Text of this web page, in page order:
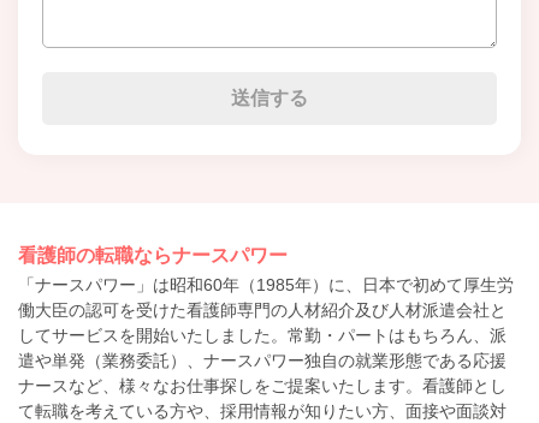
看護師の転職ならナースパワー
「ナースパワー」は昭和60年（1985年）に、日本で初めて厚生労
働大臣の認可を受けた看護師専門の人材紹介及び人材派遣会社と
してサービスを開始いたしました。常勤・パートはもちろん、派
遣や単発（業務委託）、ナースパワー独自の就業形態である応援
ナースなど、様々なお仕事探しをご提案いたします。看護師とし
て転職を考えている方や、採用情報が知りたい方、面接や面談対